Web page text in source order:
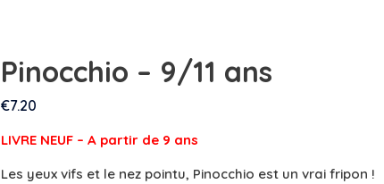
Pinocchio – 9/11 ans
€7.20
LIVRE NEUF – A partir de 9 ans
Les yeux vifs et le nez pointu, Pinocchio est un vrai fripon !